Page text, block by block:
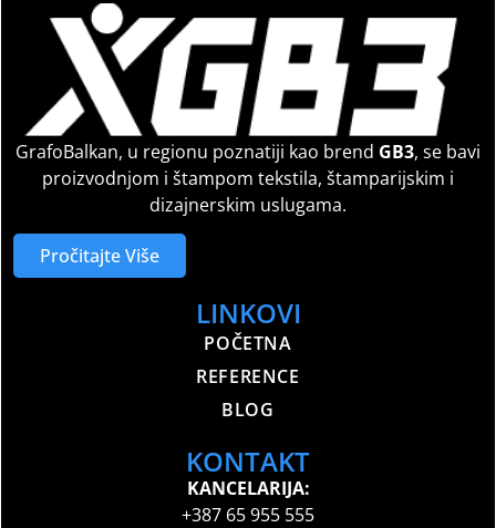
GrafoBalkan, u regionu poznatiji kao brend GB3, se bavi
proizvodnjom i štampom tekstila, štamparijskim i
dizajnerskim uslugama.
Pročitajte Više
LINKOVI
POČETNA
REFERENCE
BLOG
KONTAKT
KANCELARIJA:
+387 65 955 555